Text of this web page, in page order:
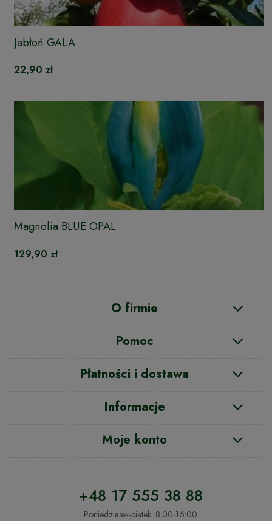
Jabłoń GALA
22,90 zł
Magnolia BLUE OPAL
129,90 zł
O firmie
Pomoc
Płatności i dostawa
Informacje
Moje konto
+48 17 555 38 88
Poniedziałek-piątek: 8:00-16:00